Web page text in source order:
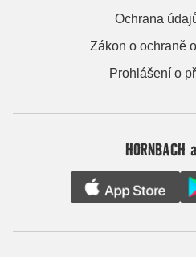
Ochrana
Zákon o ochraně
Prohlášení o
HORNBACH